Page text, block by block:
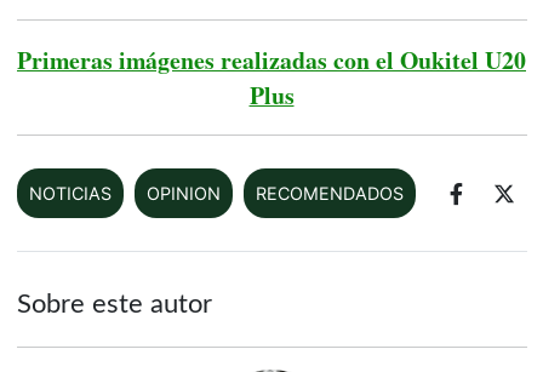
Primeras imágenes realizadas con el Oukitel U20
Plus
NOTICIAS OPINION RECOMENDADOS
Sobre este autor